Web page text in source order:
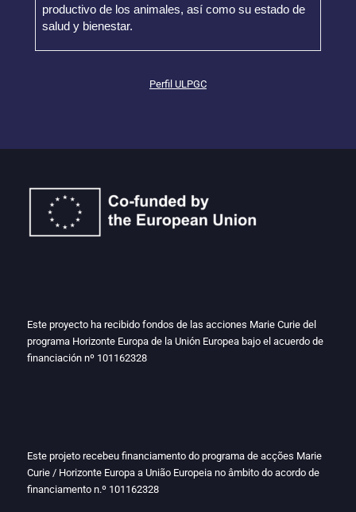
productivo de los animales, así como su estado de
salud y bienestar.
Perfil ULPGC
Este proyecto ha recibido fondos de las acciones Marie Curie del
programa Horizonte Europa de la Unión Europea bajo el acuerdo de
financiación nº 101162328
Este projeto recebeu financiamento do programa de acções Marie
Curie / Horizonte Europa a União Europeia no âmbito do acordo de
financiamento n.º 101162328